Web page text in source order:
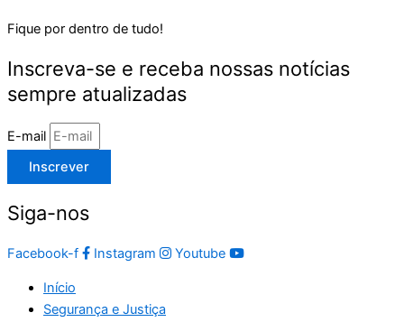
Fique por dentro de tudo!
Inscreva-se e receba nossas notícias
sempre atualizadas
E-mail
Inscrever
Siga-nos
Facebook-f Instagram Youtube
Início
Segurança e Justiça